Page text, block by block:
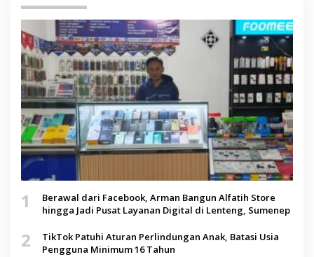
1
Berawal dari Facebook, Arman Bangun Alfatih Store
hingga Jadi Pusat Layanan Digital di Lenteng, Sumenep
2
TikTok Patuhi Aturan Perlindungan Anak, Batasi Usia
Pengguna Minimum 16 Tahun